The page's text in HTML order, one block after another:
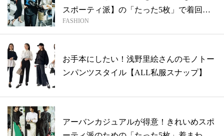
スポーティ派】の「たった5枚」で着回し
8d...
FASHION
お手本にしたい！浅野里絵さんのモノトー
ンパンツスタイル【ALL私服スナップ】
アーバンカジュアルが得意！きれいめスポ